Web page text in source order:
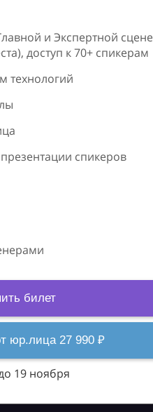
и Экспертной сцене
доступ к 70+ спикерам
технологий
спикеров
билет
юр.лица 27 990 ₽
19 ноября